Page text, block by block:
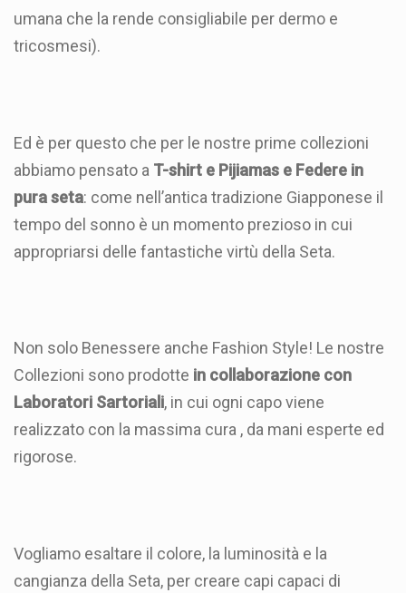
umana che la rende consigliabile per dermo e
tricosmesi).
Ed è per questo che per le nostre prime collezioni
abbiamo pensato a T-shirt e Pijiamas e Federe in
pura seta: come nell’antica tradizione Giapponese il
tempo del sonno è un momento prezioso in cui
appropriarsi delle fantastiche virtù della Seta.
Non solo Benessere anche Fashion Style! Le nostre
Collezioni sono prodotte in collaborazione con
Laboratori Sartoriali, in cui ogni capo viene
realizzato con la massima cura , da mani esperte ed
rigorose.
Vogliamo esaltare il colore, la luminosità e la
cangianza della Seta, per creare capi capaci di